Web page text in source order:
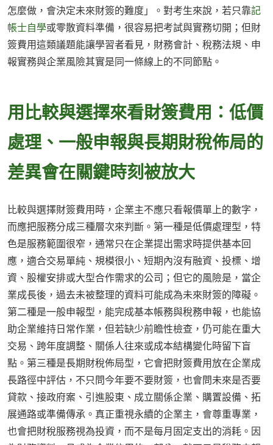
怎麼做，會決定未來財簽的難度」。對考生來說，若只靠記
帳士自學或零散資料準備，很容易把考試與實務切開；但財
簽費用這類議題能讓學習者看見，財務會計、稅務法規、申
報實務與企業風險其實是同一條線上的不同節點。
用比較與選擇來看財簽費用：低價
處理、一般申報與長期財稅佈局的
差異會在關鍵時刻被放大
比較與選擇財簽費用時，企業主不應只看報價單上的數字，
而應把服務分成三種層次來判斷。第一種是低價處理型，特
色是服務範圍很窄，通常只在企業提出需求時提供基本回
應，適合交易單純、規模很小、短期內沒有融資、投標、增
資、股權安排或大型合作需求的公司；但它的風險是，當企
業成長後，過去未被整理的資料可能成為未來財簽的障礙。
第二種是一般申報型，能完成基本帳務與稅務申報，也能協
助企業維持日常作業，但若缺少前瞻性檢查，仍可能在重大
交易、跨年度調整、關係人往來或成本結構變化時留下盲
點。第三種是長期財稅佈局型，它會把財簽費用放在企業成
長路徑中評估，不只問今年要不要財簽，也會問未來是否要
貸款、接政府案、引進股東、成立關係企業、購置設備、拓
展通路或準備傳承。真正重視永續的企業主，會尊重專業，
也會把財稅服務視為投資，而不是每月固定支出的消耗。因